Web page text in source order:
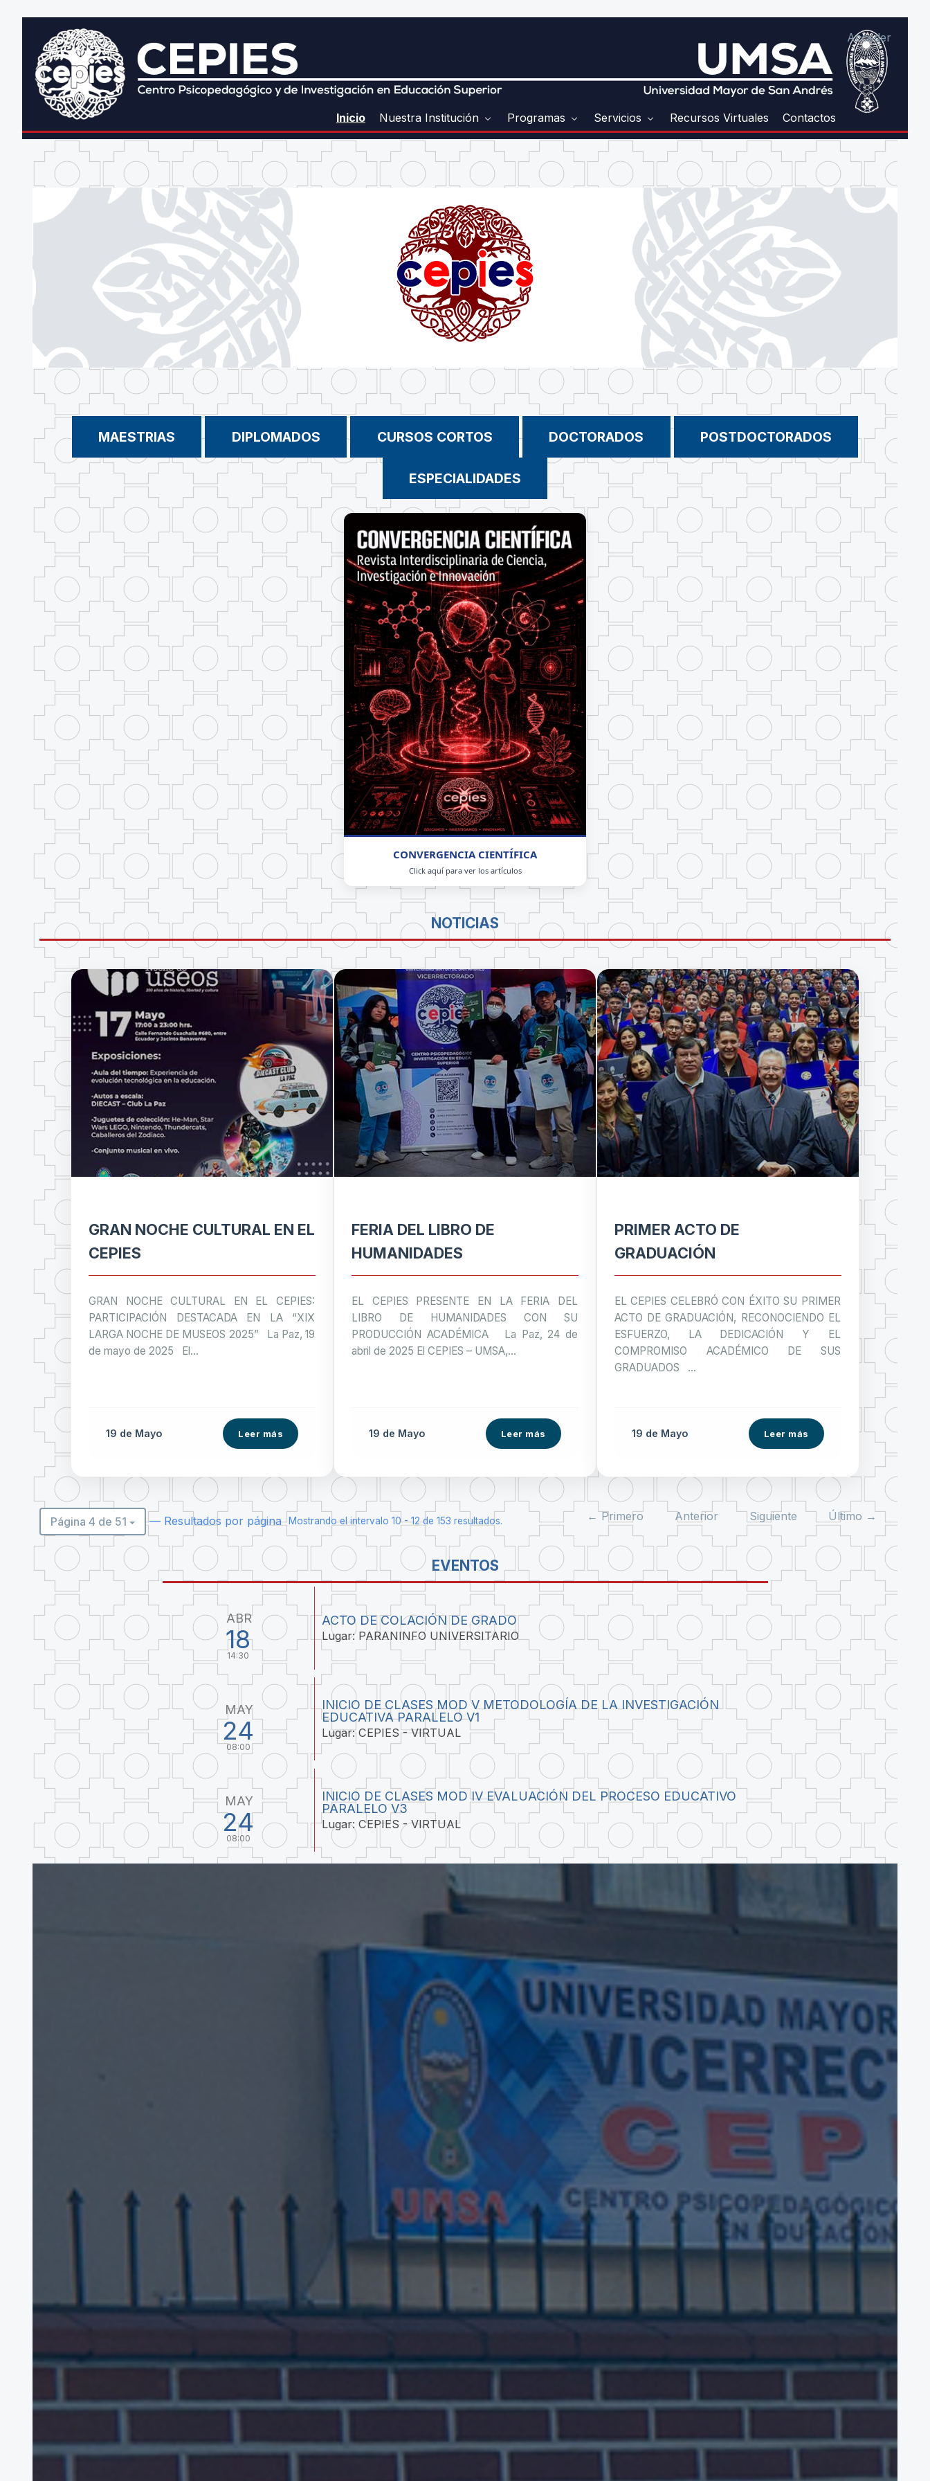
Acceder
Inicio Nuestra Institución Programas Servicios Recursos Virtuales Contactos
MAESTRIAS DIPLOMADOS CURSOS CORTOS DOCTORADOS POSTDOCTORADOS
ESPECIALIDADES
CONVERGENCIA CIENTÍFICA
Click aquí para ver los artículos
NOTICIAS
GRAN NOCHE CULTURAL EN EL
CEPIES
GRAN NOCHE CULTURAL EN EL CEPIES:
PARTICIPACIÓN DESTACADA EN LA “XIX
LARGA NOCHE DE MUSEOS 2025” La Paz, 19
de mayo de 2025 El...
19 de Mayo Leer más
FERIA DEL LIBRO DE
HUMANIDADES
EL CEPIES PRESENTE EN LA FERIA DEL
LIBRO DE HUMANIDADES CON SU
PRODUCCIÓN ACADÉMICA La Paz, 24 de
abril de 2025 El CEPIES – UMSA,...
19 de Mayo Leer más
PRIMER ACTO DE
GRADUACIÓN
EL CEPIES CELEBRÓ CON ÉXITO SU PRIMER
ACTO DE GRADUACIÓN, RECONOCIENDO EL
ESFUERZO, LA DEDICACIÓN Y EL
COMPROMISO ACADÉMICO DE SUS
GRADUADOS ...
19 de Mayo Leer más
Página 4 de 51 — Resultados por página Mostrando el intervalo 10 - 12 de 153 resultados. ← Primero Anterior Siguiente Último →
EVENTOS
ABR
18
14:30
ACTO DE COLACIÓN DE GRADO
Lugar: PARANINFO UNIVERSITARIO
MAY
24
08:00
INICIO DE CLASES MOD V METODOLOGÍA DE LA INVESTIGACIÓN
EDUCATIVA PARALELO V1
Lugar: CEPIES - VIRTUAL
MAY
24
08:00
INICIO DE CLASES MOD IV EVALUACIÓN DEL PROCESO EDUCATIVO
PARALELO V3
Lugar: CEPIES - VIRTUAL